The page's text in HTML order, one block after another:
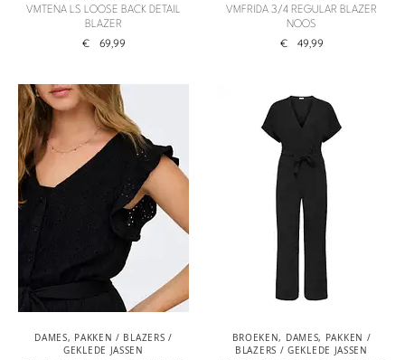
VMTENA LS LOOSE BACK DETAIL
BLAZER
€ 69,99
VMFRIDA 3/4 REGULAR BLAZER
NOOS
€ 49,99
DAMES, PAKKEN / BLAZERS /
GEKLEDE JASSEN
BROEKEN, DAMES, PAKKEN /
BLAZERS / GEKLEDE JASSEN